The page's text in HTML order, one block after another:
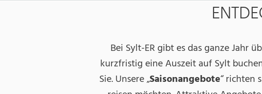
Bei Sylt-ER gibt es das ganze Jahr
kurzfristig eine Auszeit auf Sylt
Sie. Unsere „Saisonangebote“ richten